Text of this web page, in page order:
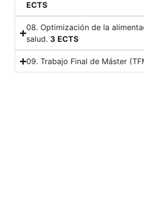
ECTS
08. Optimización de la
salud. 3 ECTS
09. Trabajo Final de Máster